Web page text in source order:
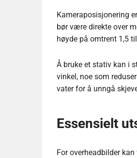
Kameraposisjonering
bør være direkte over
høyde på omtrent 1,5
Å bruke et stativ kan i
vinkel, noe som
vater for å unngå
Essensielt
For overheadbilder